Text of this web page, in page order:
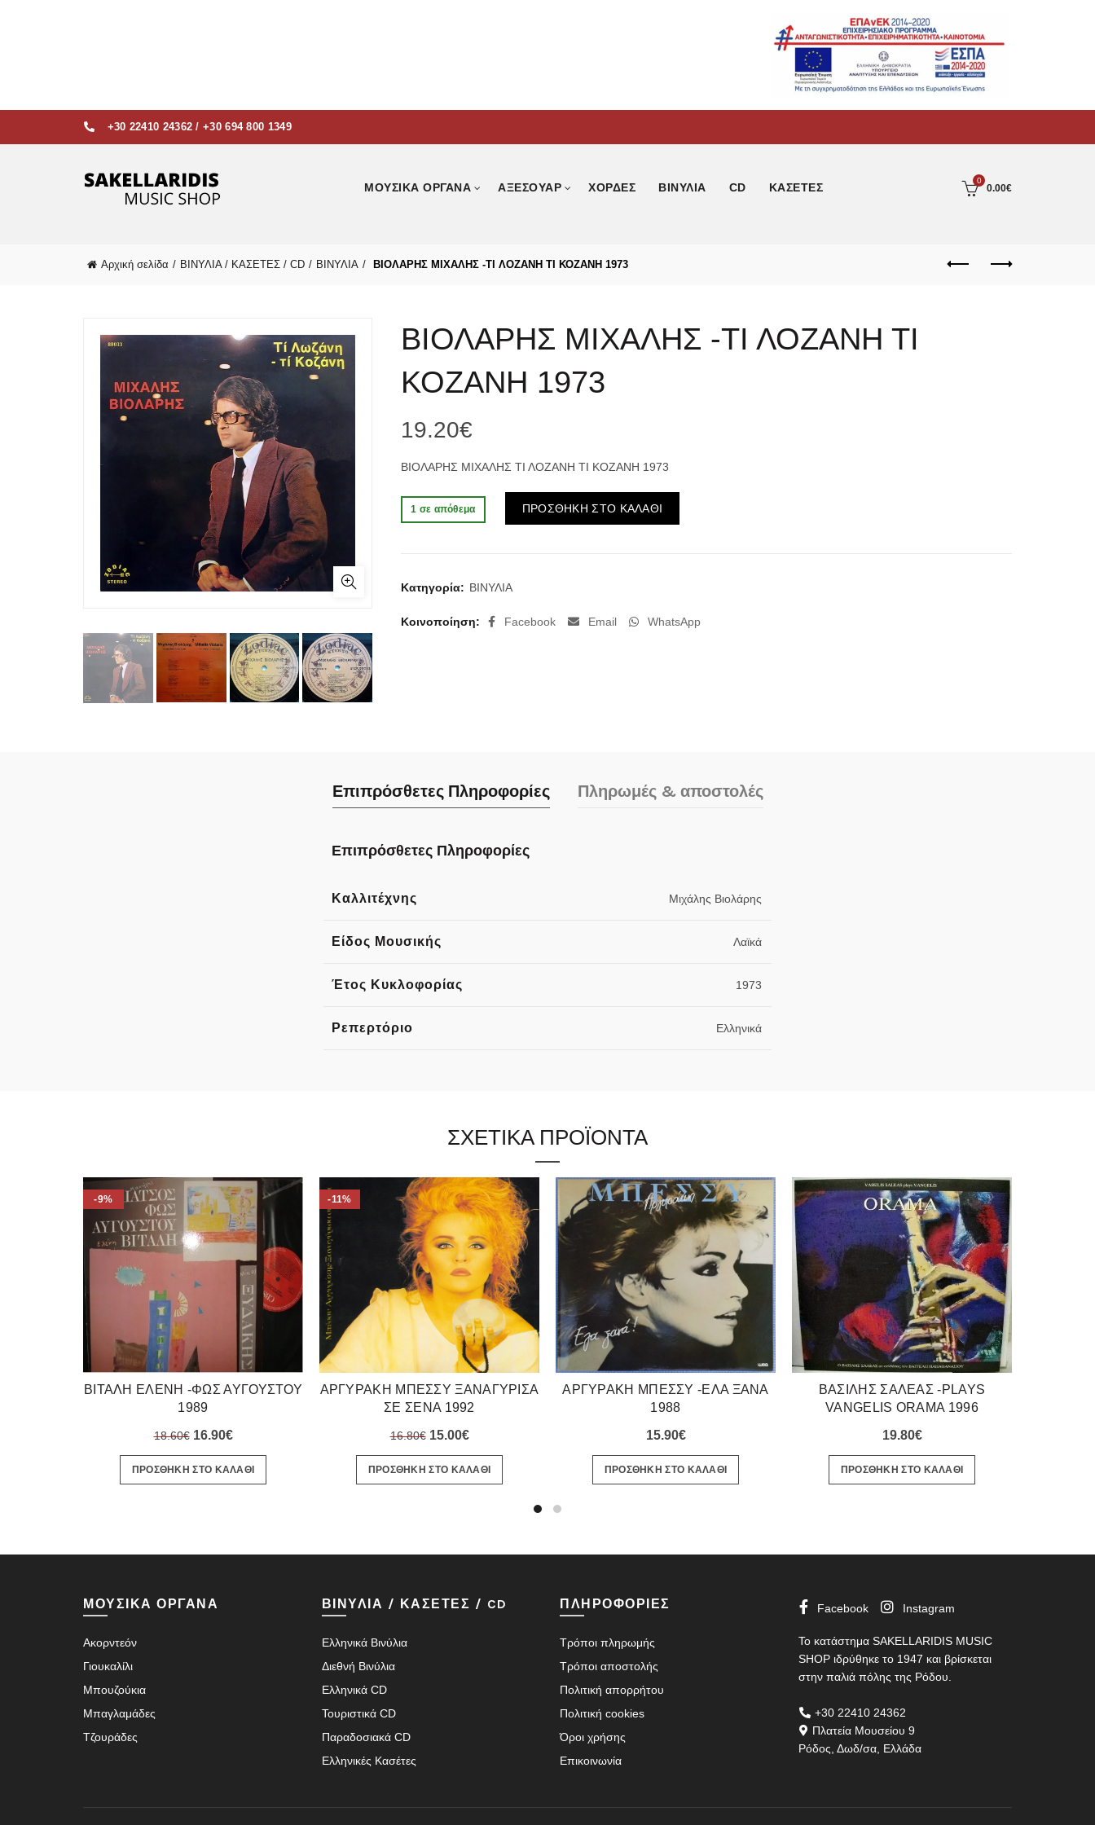
+30 22410 24362 /+30 694 800 1349
ΜΟΥΣΙΚΑ ΟΡΓΑΝΑ ΑΞΕΣΟΥΑΡ ΧΟΡΔΕΣ ΒΙΝΥΛΙΑ CD ΚΑΣΕΤΕΣ
0
0.00€
Αρχική σελίδα ΒΙΝΥΛΙΑ / ΚΑΣΕΤΕΣ / CD ΒΙΝΥΛΙΑ ΒΙΟΛΑΡΗΣ ΜΙΧΑΛΗΣ -ΤΙ ΛΟΖΑΝΗ ΤΙ ΚΟΖΑΝΗ 1973
ΒΙΟΛΑΡΗΣ ΜΙΧΑΛΗΣ -ΤΙ ΛΟΖΑΝΗ ΤΙ
ΚΟΖΑΝΗ 1973
19.20€
ΒΙΟΛΑΡΗΣ ΜΙΧΑΛΗΣ ΤΙ ΛΟΖΑΝΗ ΤΙ ΚΟΖΑΝΗ 1973
1 σε απόθεμα ΠΡΟΣΘΗΚΗ ΣΤΟ ΚΑΛΑΘΙ
Κατηγορία: ΒΙΝΥΛΙΑ
Κοινοποίηση Facebook Email WhatsApp
Επιπρόσθετες Πληροφορίες Πληρωμές & αποστολές
Επιπρόσθετες Πληροφορίες
Καλλιτέχνης Μιχάλης Βιολάρης
Είδος Μουσικής Λαϊκά
Έτος Κυκλοφορίας 1973
Ρεπερτόριο Ελληνικά
ΣΧΕΤΙΚΑ ΠΡΟΪΟΝΤΑ
-9%
ΒΙΤΑΛΗ ΕΛΕΝΗ -ΦΩΣ ΑΥΓΟΥΣΤΟΥ
1989
18.60€ Original
price
was:
16.90€Η
τρέχουσα
τιμή
ΠΡΟΣΘΗΚΗ ΣΤΟ ΚΑΛΑΘΙ
-11%
ΑΡΓΥΡΑΚΗ ΜΠΕΣΣΥ ΞΑΝΑΓΥΡΙΣΑ
ΣΕ ΣΕΝΑ 1992
16.80€ Original
price
was:
15.00€Η
τρέχουσα
τιμή
ΠΡΟΣΘΗΚΗ ΣΤΟ ΚΑΛΑΘΙ
ΑΡΓΥΡΑΚΗ ΜΠΕΣΣΥ -ΕΛΑ ΞΑΝΑ
1988
15.90€
ΠΡΟΣΘΗΚΗ ΣΤΟ ΚΑΛΑΘΙ
ΒΑΣΙΛΗΣ ΣΑΛΕΑΣ -PLAYS
VANGELIS ORAMA 1996
19.80€
ΠΡΟΣΘΗΚΗ ΣΤΟ ΚΑΛΑΘΙ
ΜΟΥΣΙΚΑ ΟΡΓΑΝΑ
Ακορντεόν
Γιουκαλίλι
Μπουζούκια
Μπαγλαμάδες
Τζουράδες
ΒΙΝΥΛΙΑ / ΚΑΣΕΤΕΣ / CD
Ελληνικά Βινύλια
Διεθνή Βινύλια
Ελληνικά CD
Τουριστικά CD
Παραδοσιακά CD
Ελληνικές Κασέτες
ΠΛΗΡΟΦΟΡΙΕΣ
Τρόποι πληρωμής
Τρόποι αποστολής
Πολιτική απορρήτου
Πολιτική cookies
Όροι χρήσης
Επικοινωνία
Facebook Instagram
Το κατάστημα SAKELLARIDIS MUSIC
SHOP ιδρύθηκε το 1947 και βρίσκεται
στην παλιά πόλης της Ρόδου.
+30 22410 24362
Πλατεία Μουσείου 9
Ρόδος, Δωδ/σα, Ελλάδα